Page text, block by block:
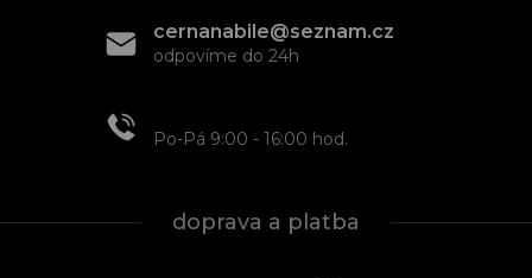
cernanabile@seznam.cz
odpovíme do 24h
Po-Pá 9:00 - 16:00 hod.
doprava a platba